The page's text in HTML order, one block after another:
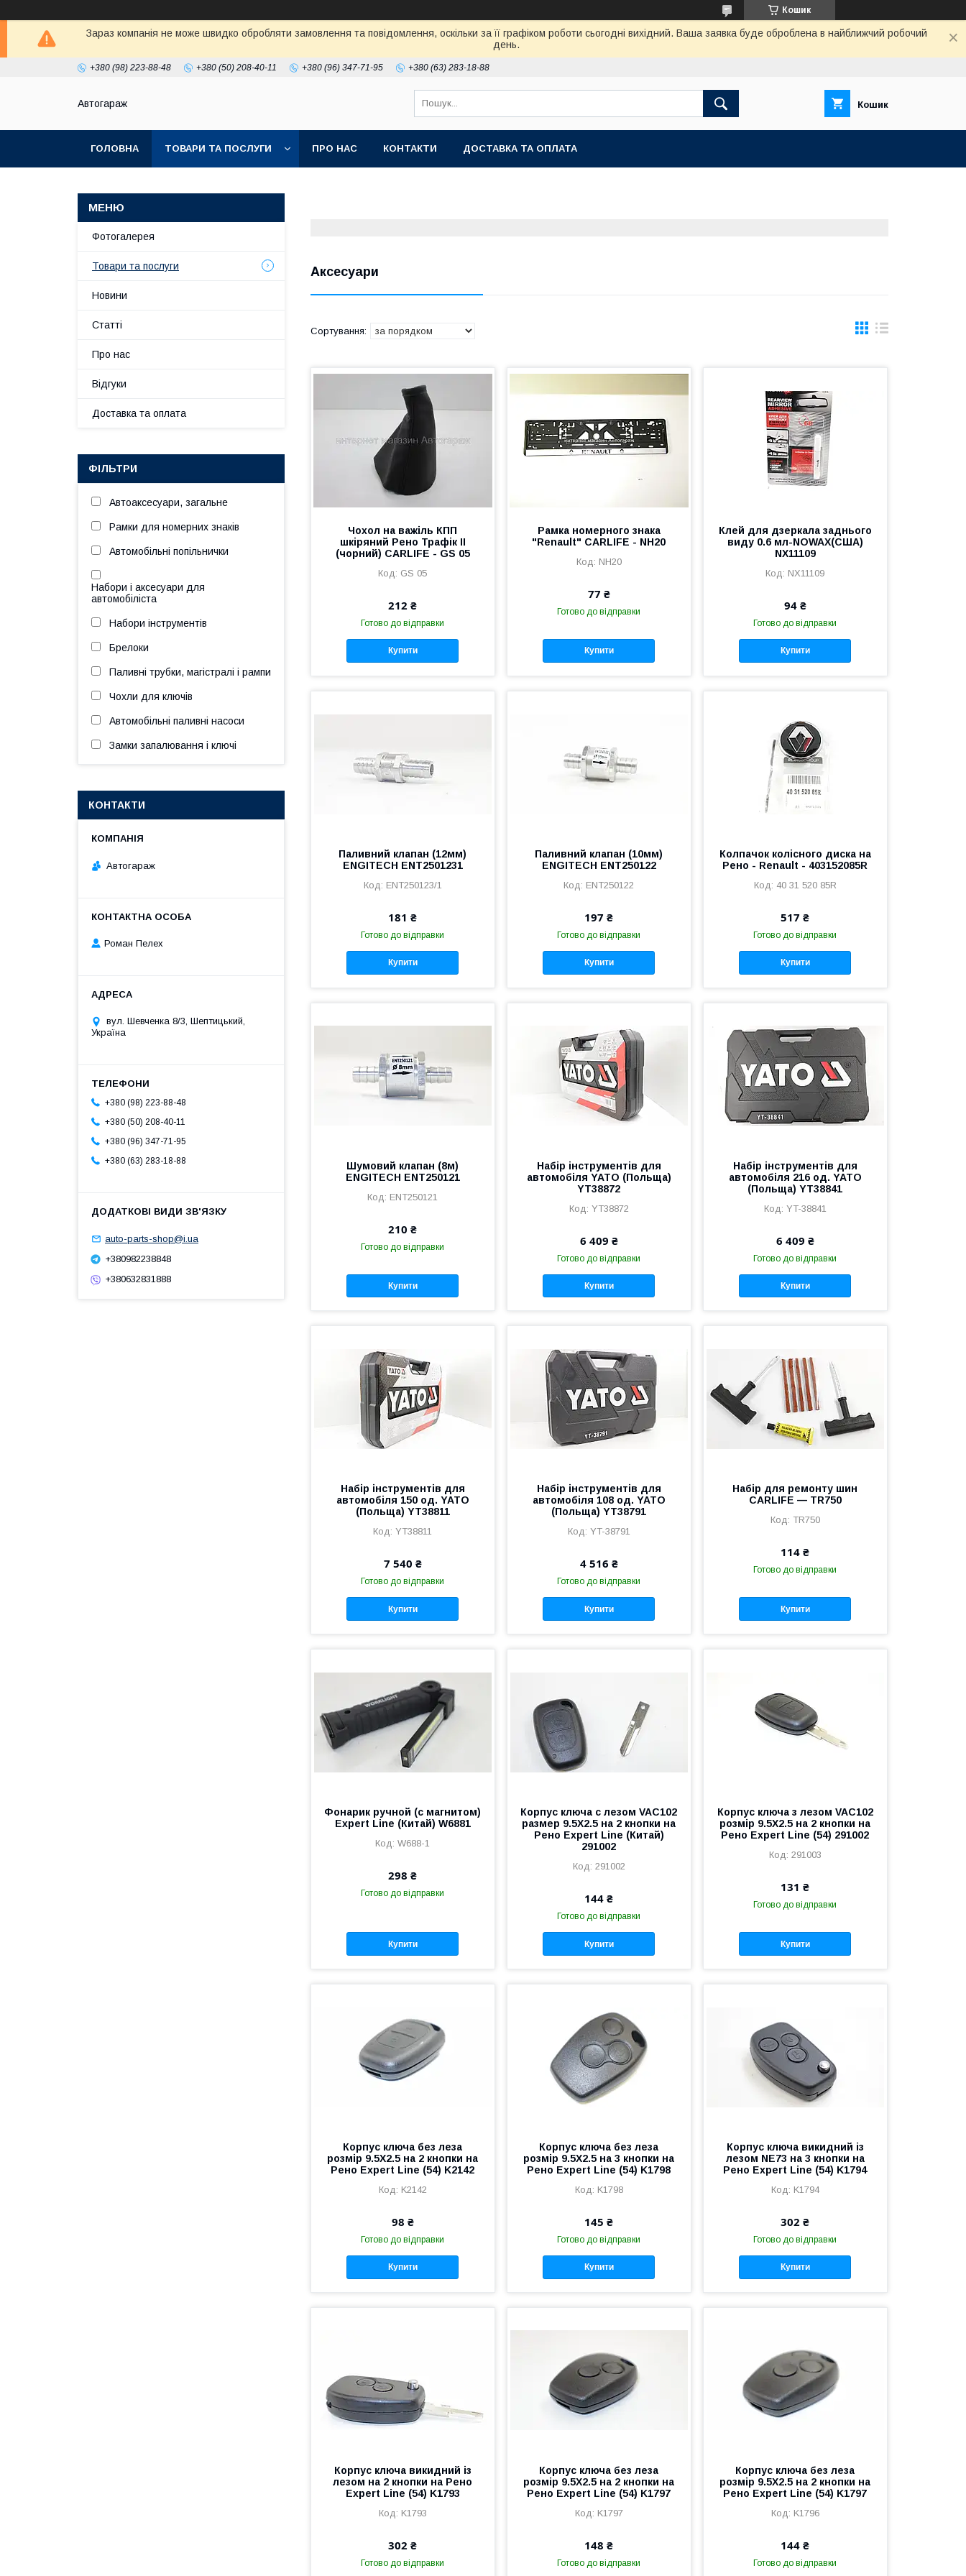
Кошик
Зараз компанія не може швидко обробляти замовлення та повідомлення, оскільки за її графіком роботи сьогодні вихідний. Ваша заявка буде оброблена в найближчий робочий
день.
+380 (98) 223-88-48 +380 (50) 208-40-11 +380 (96) 347-71-95 +380 (63) 283-18-88
Автогараж Кошик
ГОЛОВНА ТОВАРИ ТА ПОСЛУГИ ПРО НАС КОНТАКТИ ДОСТАВКА ТА ОПЛАТА
Аксесуари
Чохол на важіль КПП
шкіряний Рено Трафік II
(чорний) CARLIFE - GS 05
GS 05
212 ₴
Готово до відправки
Купити
Рамка номерного знака
"Renault" CARLIFE - NH20
NH20
77 ₴
Готово до відправки
Купити
Клей для дзеркала заднього
виду 0.6 мл-NOWAX(США)
NX11109
NX11109
94 ₴
Готово до відправки
Купити
Паливний клапан (12мм)
ENGITECH ENT2501231
ENT250123/1
181 ₴
Готово до відправки
Купити
Паливний клапан (10мм)
ENGITECH ENT250122
ENT250122
197 ₴
Готово до відправки
Купити
Колпачок колісного диска на
Рено - Renault - 403152085R
40 31 520 85R
517 ₴
Готово до відправки
Купити
Шумовий клапан (8м)
ENGITECH ENT250121
ENT250121
210 ₴
Готово до відправки
Купити
Набір інструментів для
автомобіля YATO (Польща)
YT38872
YT38872
6 409 ₴
Готово до відправки
Купити
Набір інструментів для
автомобіля 216 од. YATO
(Польща) YT38841
YT-38841
6 409 ₴
Готово до відправки
Купити
Набір інструментів для
автомобіля 150 од. YATO
(Польща) YT38811
YT38811
7 540 ₴
Готово до відправки
Купити
Набір інструментів для
автомобіля 108 од. YATO
(Польща) YT38791
YT-38791
4 516 ₴
Готово до відправки
Купити
Набір для ремонту шин
CARLIFE — TR750
TR750
114 ₴
Готово до відправки
Купити
Фонарик ручной (с магнитом)
Expert Line (Китай) W6881
W688-1
298 ₴
Готово до відправки
Купити
Корпус ключа с лезом VAC102
размер 9.5X2.5 на 2 кнопки на
Рено Expert Line (Китай)
291002
291002
144 ₴
Готово до відправки
Купити
Корпус ключа з лезом VAC102
розмір 9.5X2.5 на 2 кнопки на
Рено Expert Line (54) 291002
291003
131 ₴
Готово до відправки
Купити
Корпус ключа без леза
розмір 9.5X2.5 на 2 кнопки на
Рено Expert Line (54) K2142
K2142
98 ₴
Готово до відправки
Купити
Корпус ключа без леза
розмір 9.5X2.5 на 3 кнопки на
Рено Expert Line (54) K1798
K1798
145 ₴
Готово до відправки
Купити
Корпус ключа викидний із
лезом NE73 на 3 кнопки на
Рено Expert Line (54) K1794
K1794
302 ₴
Готово до відправки
Купити
Корпус ключа викидний із
лезом на 2 кнопки на Рено
Expert Line (54) K1793
K1793
302 ₴
Готово до відправки
Корпус ключа без леза
розмір 9.5X2.5 на 2 кнопки на
Рено Expert Line (54) K1797
K1797
148 ₴
Готово до відправки
Корпус ключа без леза
розмір 9.5X2.5 на 2 кнопки на
Рено Expert Line (54) K1797
K1796
144 ₴
Готово до відправки
Фотогалерея
Товари та послуги
Новини
Статті
Про нас
Відгуки
Доставка та оплата
ФІЛЬТРИ
Автоаксесуари, загальне
Рамки для номерних знаків
Автомобільні попільнички
Набори і аксесуари для
автомобіліста
Набори інструментів
Брелоки
Паливні трубки, магістралі і рампи
Чохли для ключів
Автомобільні паливні насоси
Замки запалювання і ключі
КОНТАКТИ
Автогараж
Роман Пелех
вул. Шевченка 8/3, Шептицький,
Україна
+380 (98) 223-88-48
+380 (50) 208-40-11
+380 (96) 347-71-95
+380 (63) 283-18-88
auto-parts-shop@i.ua
+380982238848
+380632831888